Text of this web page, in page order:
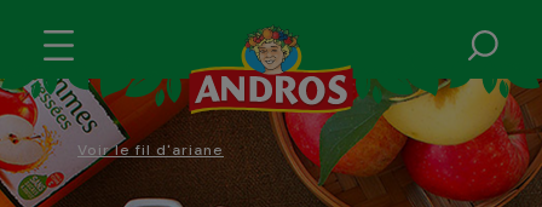
Voir le fil d'ariane